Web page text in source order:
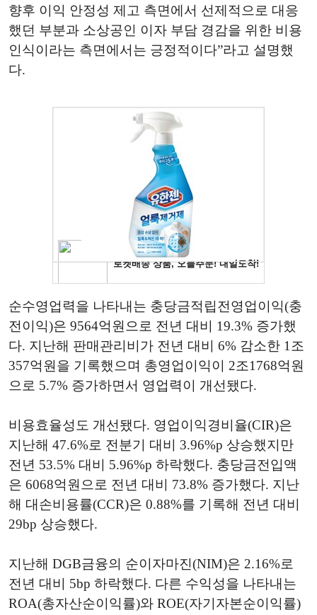
향후 이익 안정성 제고 측면에서 선제적으로 대응
했던 부분과 소상공인 이자 부담 경감을 위한 비용
인식이라는 측면에서는 긍정적이다”라고 설명했
다.
순수영업력을 나타내는 충당금적립전영업이익(충
전이익)은 9564억원으로 전년 대비 19.3% 증가했
다. 지난해 판매관리비가 전년 대비 6% 감소한 1조
357억원을 기록했으며 총영업이익이 2조1768억원
으로 5.7% 증가하면서 영업력이 개선됐다.
비용효율성도 개선됐다. 영업이익경비율(CIR)은
지난해 47.6%로 전분기 대비 3.96%p 상승했지만
전년 53.5% 대비 5.96%p 하락했다. 충당금전입액
은 6068억원으로 전년 대비 73.8% 증가했다. 지난
해 대손비용률(CCR)은 0.88%를 기록해 전년 대비
29bp 상승했다.
지난해 DGB금융의 순이자마진(NIM)은 2.16%로
전년 대비 5bp 하락했다. 다른 수익성을 나타내는
ROA(총자산순이익률)와 ROE(자기자본순이익률)